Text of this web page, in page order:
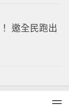
邀全民跑出